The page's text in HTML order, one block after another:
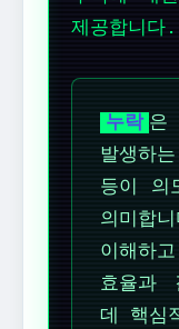
제공합니다.
누락
발생하
등이 의
의미
이해하
효율과
데 핵심